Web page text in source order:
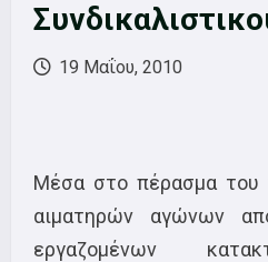
19 Μαΐου, 2010
Μέσα στο πέρασμα του
αιματηρών αγώνων
εργαζομένων